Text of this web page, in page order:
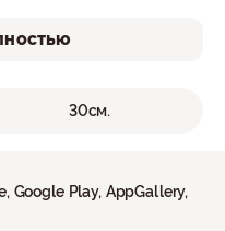
30см.
Google Play, AppGallery,